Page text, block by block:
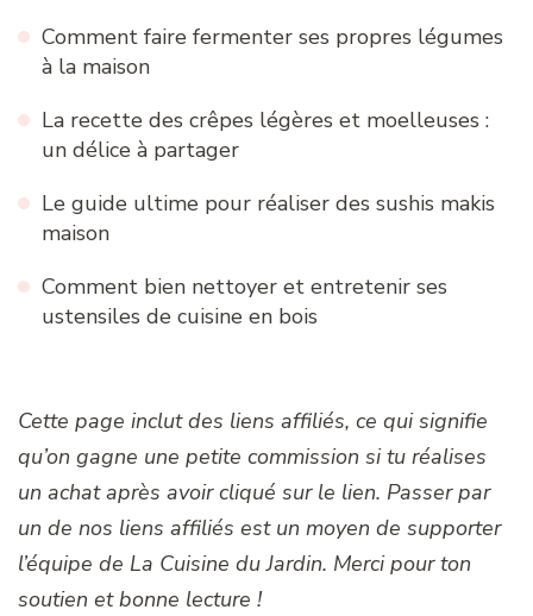
Comment faire fermenter ses propres légumes
à la maison
La recette des crêpes légères et moelleuses :
un délice à partager
Le guide ultime pour réaliser des sushis makis
maison
Comment bien nettoyer et entretenir ses
ustensiles de cuisine en bois
Cette page inclut des liens affiliés, ce qui signifie
qu’on gagne une petite commission si tu réalises
un achat après avoir cliqué sur le lien. Passer par
un de nos liens affiliés est un moyen de supporter
l’équipe de La Cuisine du Jardin. Merci pour ton
soutien et bonne lecture !